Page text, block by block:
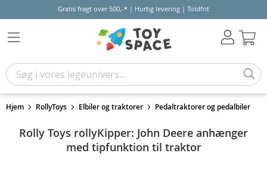
Gratis fragt over 500,-* | Hurtig levering | Toldfrit
Hjem RollyToys Elbiler og traktorer Pedaltraktorer og pedalbiler
Rolly Toys rollyKipper: John Deere anhænger
med tipfunktion til traktor